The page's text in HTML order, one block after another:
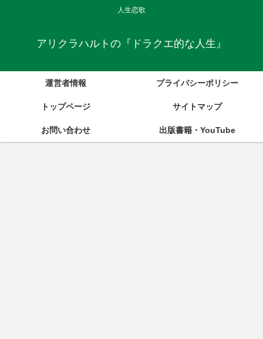
人生恋歌
アリクラハルトの『ドラクエ的な人生』
運営者情報 プライバシーポリシー
トップページ サイトマップ
お問い合わせ 出版書籍・YouTube